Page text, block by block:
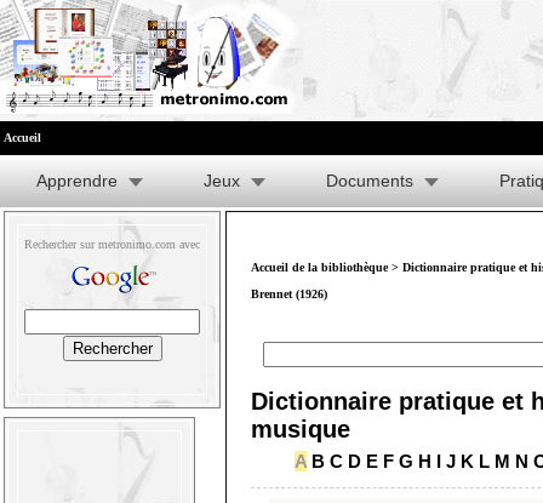
Accueil
Apprendre Jeux Documents
Rechercher sur metronimo.com avec
Accueil de la bibliothèque> Dictionnaire pratique et
Brennet (1926)
Dictionnaire pratique et
musique
A B C D E F G H I J K L M N